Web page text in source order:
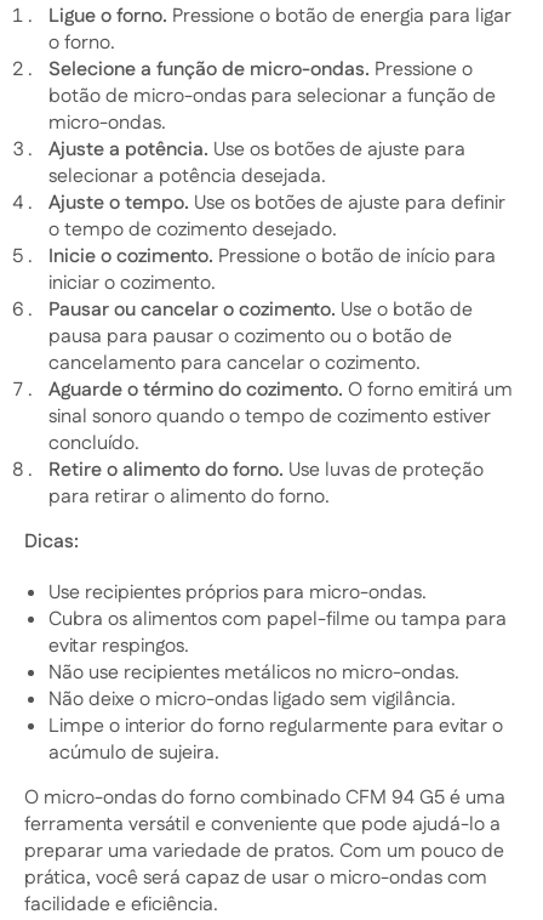
Ligue o forno. Pressione o botão de energia para ligar
o forno.
Selecione a função de micro-ondas. Pressione o
botão de micro-ondas para selecionar a função de
micro-ondas.
Ajuste a potência. Use os botões de ajuste para
selecionar a potência desejada.
Ajuste o tempo. Use os botões de ajuste para definir
o tempo de cozimento desejado.
Inicie o cozimento. Pressione o botão de início para
iniciar o cozimento.
Pausar ou cancelar o cozimento. Use o botão de
pausa para pausar o cozimento ou o botão de
cancelamento para cancelar o cozimento.
Aguarde o término do cozimento. O forno emitirá um
sinal sonoro quando o tempo de cozimento estiver
concluído.
Retire o alimento do forno. Use luvas de proteção
para retirar o alimento do forno.
Dicas:
Use recipientes próprios para micro-ondas.
Cubra os alimentos com papel-filme ou tampa para
evitar respingos.
Não use recipientes metálicos no micro-ondas.
Não deixe o micro-ondas ligado sem vigilância.
Limpe o interior do forno regularmente para evitar o
acúmulo de sujeira.
O micro-ondas do forno combinado CFM 94 G5 é uma
ferramenta versátil e conveniente que pode ajudá-lo a
preparar uma variedade de pratos. Com um pouco de
prática, você será capaz de usar o micro-ondas com
facilidade e eficiência.